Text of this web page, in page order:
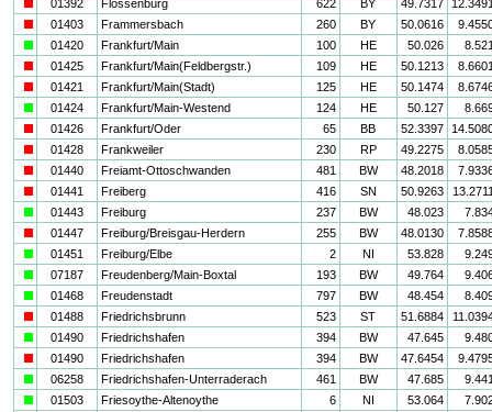
01392 Flossenbürg 622 BY 49.7317
01403 Frammersbach 260 BY 50.0616
01420 Frankfurt/Main 100 HE 50.026
01425 Frankfurt/Main(Feldbergstr.) 109 HE 50.1213
01421 Frankfurt/Main(Stadt) 125 HE 50.1474
01424 Frankfurt/Main-Westend 124 HE 50.127
01426 Frankfurt/Oder 65 BB 52.3397
01428 Frankweiler 230 RP 49.2275
01440 Freiamt-Ottoschwanden 481 BW 48.2018
01441 Freiberg 416 SN 50.9263
01443 Freiburg 237 BW 48.023
01447 Freiburg/Breisgau-Herdern 255 BW 48.0130
01451 Freiburg/Elbe 2 NI 53.828
07187 Freudenberg/Main-Boxtal 193 BW 49.764
01468 Freudenstadt 797 BW 48.454
01488 Friedrichsbrunn 523 ST 51.6884
01490 Friedrichshafen 394 BW 47.645
01490 Friedrichshafen 394 BW 47.6454
06258 Friedrichshafen-Unterraderach 461 BW 47.685
01503 Friesoythe-Altenoythe 6 NI 53.064